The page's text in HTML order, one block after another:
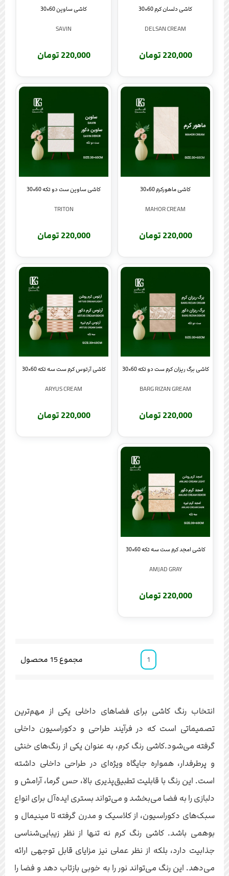
کاشی دلسان کرم 60×30
DELSAN CREAM
220,000 تومان
کاشی ساوین 60×30
SAVIN
220,000 تومان
کاشی ماهورکرم 60×30
MAHOR CREAM
220,000 تومان
کاشی ساوین ست دو تکه 60×30
TRITON
220,000 تومان
کاشی برگ ریزان کرم ست دو تکه 60×30
BARG RIZAN GREAM
220,000 تومان
کاشی آرتوس کرم ست سه تکه 60×30
ARYUS CREAM
220,000 تومان
کاشی امجد کرم ست سه تکه 60×30
AMJAD GRAY
220,000 تومان
1 مجموع15 محصول
انتخاب رنگ کاشی برای فضاهای داخلی یکی از مهم‌ترین
تصمیماتی است که در فرآیند طراحی و دکوراسیون داخلی
گرفته می‌شود.کاشی رنگ کرم، به عنوان یکی از رنگ‌های خنثی
و پرطرفدار، همواره جایگاه ویژه‌ای در طراحی داخلی داشته
است. این رنگ با قابلیت تطبیق‌پذیری بالا، حس گرما، آرامش و
دلبازی را به فضا می‌بخشد و می‌تواند بستری ایده‌آل برای انواع
سبک‌های دکوراسیون، از کلاسیک و مدرن گرفته تا مینیمال و
بوهمی باشد. کاشی رنگ کرم نه تنها از نظر زیبایی‌شناسی
جذابیت دارد، بلکه از نظر عملی نیز مزایای قابل توجهی ارائه
می‌دهد. این رنگ می‌تواند نور را به خوبی بازتاب دهد و فضا را